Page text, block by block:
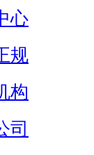
心
规
构
司